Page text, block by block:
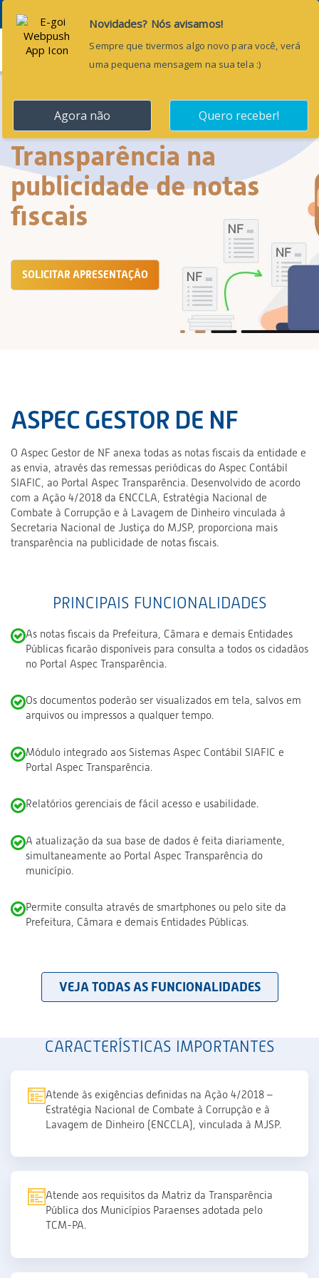
Menu
Transparência na
publicidade de notas
fiscais
SOLICITAR APRESENTAÇÃO
ASPEC GESTOR DE NF
O Aspec Gestor de NF anexa todas as notas fiscais da entidade e
as envia, através das remessas periódicas do Aspec Contábil
SIAFIC, ao Portal Aspec Transparência. Desenvolvido de acordo
com a Ação 4/2018 da ENCCLA, Estratégia Nacional de
Combate à Corrupção e à Lavagem de Dinheiro vinculada à
Secretaria Nacional de Justiça do MJSP, proporciona mais
transparência na publicidade de notas fiscais.
PRINCIPAIS FUNCIONALIDADES
As notas fiscais da Prefeitura, Câmara e demais Entidades
Públicas ficarão disponíveis para consulta a todos os cidadãos
no Portal Aspec Transparência.
Os documentos poderão ser visualizados em tela, salvos em
arquivos ou impressos a qualquer tempo.
Módulo integrado aos Sistemas Aspec Contábil SIAFIC e
Portal Aspec Transparência.
Relatórios gerenciais de fácil acesso e usabilidade.
A atualização da sua base de dados é feita diariamente,
simultaneamente ao Portal Aspec Transparência do
município.
Permite consulta através de smartphones ou pelo site da
Prefeitura, Câmara e demais Entidades Públicas.
VEJA TODAS AS FUNCIONALIDADES
CARACTERÍSTICAS IMPORTANTES
Atende às exigências definidas na Ação 4/2018 –
Estratégia Nacional de Combate à Corrupção e à
Lavagem de Dinheiro (ENCCLA), vinculada à MJSP.
Atende aos requisitos da Matriz da Transparência
Pública dos Municípios Paraenses adotada pelo
TCM-PA.